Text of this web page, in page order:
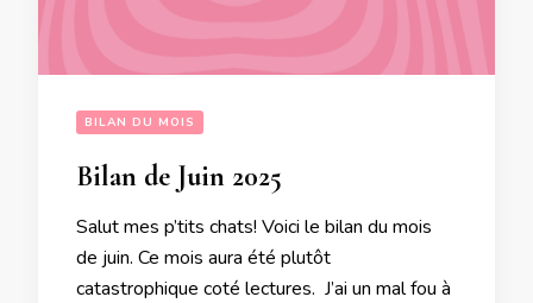
BILAN DU MOIS
Bilan de Juin 2025
Salut mes p’tits chats! Voici le bilan du mois
de juin. Ce mois aura été plutôt
catastrophique coté lectures. J’ai un mal fou à